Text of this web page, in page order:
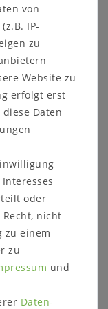
cm
das
als
der
von
IP-
zu
Website zu
erfolgt erst
Daten
oder
nicht
zu einem
zu
und
Daten­